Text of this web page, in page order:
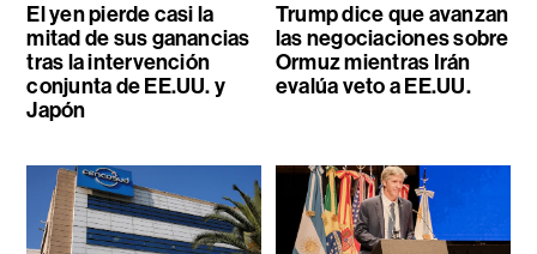
El yen pierde casi la
mitad de sus ganancias
tras la intervención
conjunta de EE.UU. y
Japón
Trump dice que avanzan
las negociaciones sobre
Ormuz mientras Irán
evalúa veto a EE.UU.